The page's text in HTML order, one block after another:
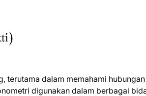
terutama dalam memahami hubungan
digunakan dalam berbagai